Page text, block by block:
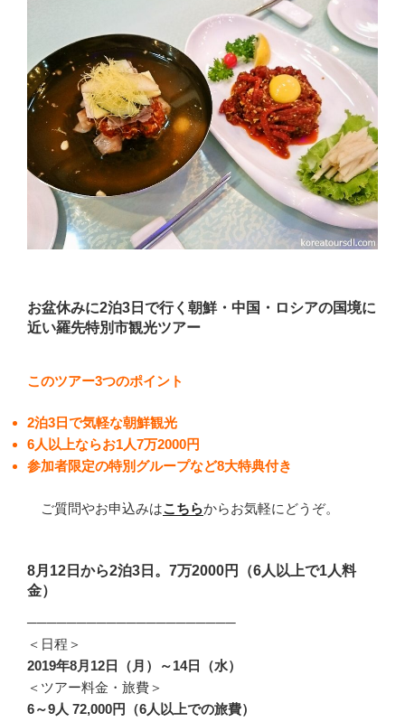
お盆休みに2泊3日で行く朝鮮・中国・ロシアの国境に
近い羅先特別市観光ツアー
このツアー3つのポイント
2泊3日で気軽な朝鮮観光
6人以上ならお1人7万2000円
参加者限定の特別グループなど8大特典付き
ご質問やお申込みはこちらからお気軽にどうぞ。
8月12日から2泊3日。7万2000円（6人以上で1人料
金）
─────────────────────
＜日程＞
2019年8月12日（月）～14日（水）
＜ツアー料金・旅費＞
6～9人 72,000円（6人以上での旅費）